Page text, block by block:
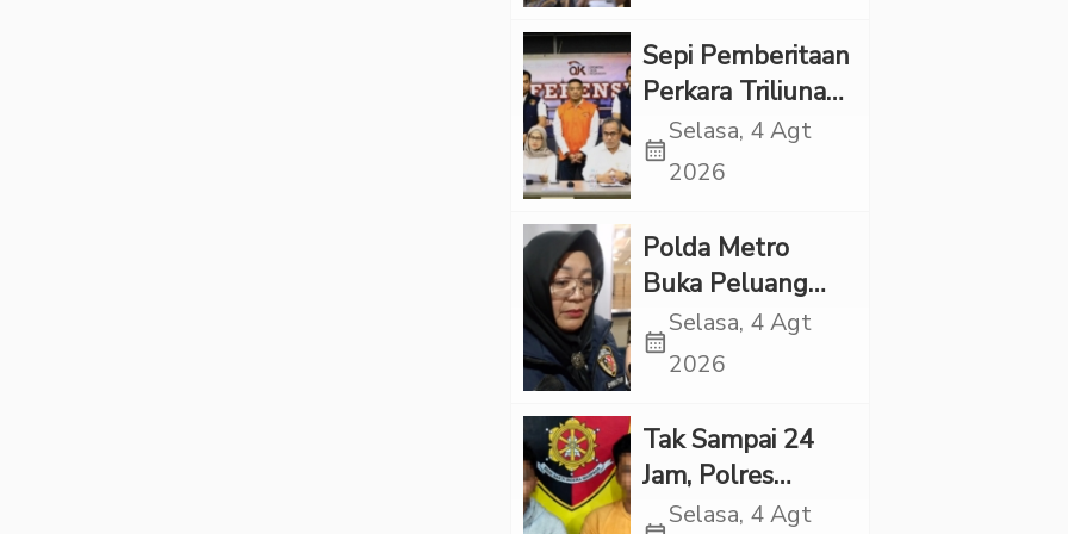
di “Indonesian
Brain Forum
2026 UPN
Veteran Jakarta”
Sepi Pemberitaan
Perkara Triliunan
Rupiah Investree,
Ternyata Sudah
calendar_month
Selasa, 4 Agt
2026
Polda Metro
Buka Peluang
Periksa YouTuber
Bigmo terkait
Eksploitasi Anak
calendar_month
Selasa, 4 Agt
2026
Tak Sampai 24
Jam, Polres
Tapsel Tangkap
Selasa, 4 Agt